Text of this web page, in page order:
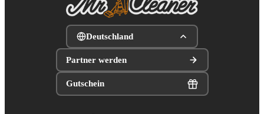
Deutschland
Partner werden
Gutschein